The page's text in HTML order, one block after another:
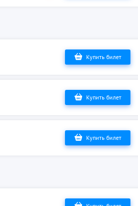
Купить билет
Купить билет
Купить билет